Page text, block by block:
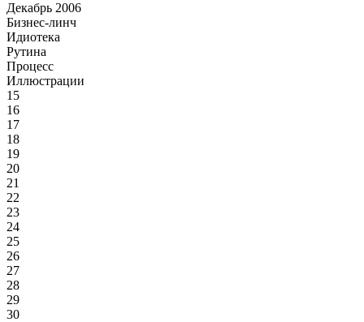
Декабрь 2006
Бизнес-линч
Идиотека
Рутина
Процесс
Иллюстрации
15
16
17
18
19
20
21
22
23
24
25
26
27
28
29
30